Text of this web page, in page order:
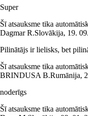
Super
Šī atsauksme tika
Dagmar R.Slovākija, 19.
Pilinātājs ir lielisks, bet
Šī atsauksme tika
BRINDUSA B.Rumānija,
noderīgs
Šī atsauksme tika